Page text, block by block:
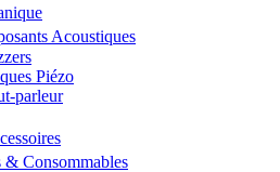
Acoustiques
Piézo
parleur
& Consommables